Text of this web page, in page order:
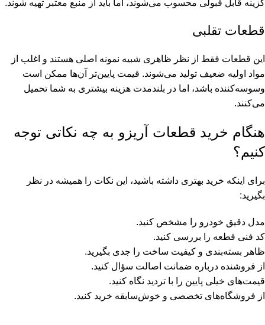
گزینه قابل قبولی محسوب می‌شوند، اما باید از منبع معتبر تهیه شوند.
قطعات تقلبی
این قطعات فقط از نظر ظاهری شبیه نمونه اصلی هستند و اغلب از
مواد اولیه ضعیف تولید می‌شوند. قیمت پایین‌تر آن‌ها ممکن است
وسوسه‌کننده باشد، اما در بلندمدت هزینه بیشتری به شما تحمیل
می‌کنند.
هنگام خرید قطعات آریزو به چه نکاتی توجه
کنیم؟
برای اینکه خرید بهتری داشته باشید، این نکات را همیشه در نظر
بگیرید:
مدل دقیق خودرو را مشخص کنید.
کد فنی قطعه را بررسی کنید.
ظاهر بسته‌بندی و کیفیت ساخت را جدی بگیرید.
از فروشنده درباره ضمانت اصالت سؤال کنید.
قیمت‌های خیلی پایین را با تردید نگاه کنید.
از فروشگاه‌های تخصصی و خوش‌سابقه خرید کنید.